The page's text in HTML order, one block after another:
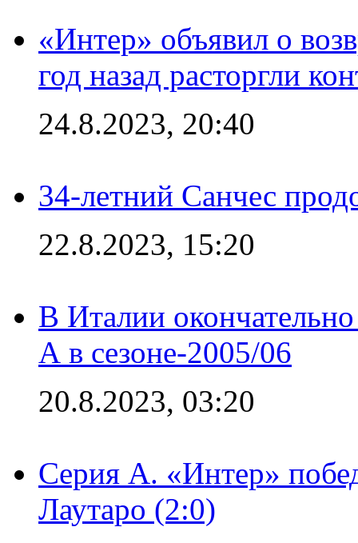
«Интер» объявил о
год назад расторгли
24.8.2023, 20:40
34-летний Санчес
22.8.2023, 15:20
В Италии
А в сезоне-2005/06
20.8.2023, 03:20
Серия А. «Интер»
Лаутаро (2:0)